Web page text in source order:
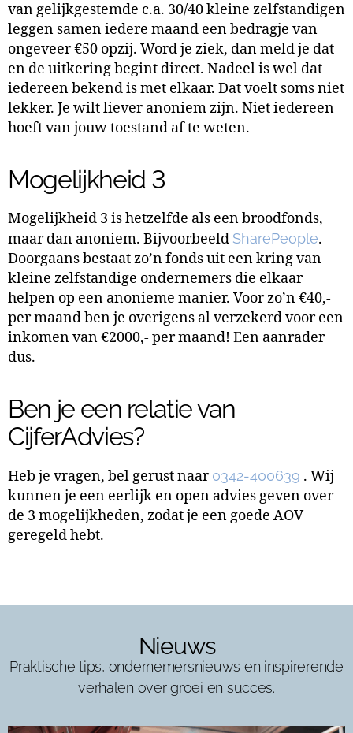
van gelijkgestemde c.a. 30/40 kleine zelfstandigen
leggen samen iedere maand een bedragje van
ongeveer €50 opzij. Word je ziek, dan meld je dat
en de uitkering begint direct. Nadeel is wel dat
iedereen bekend is met elkaar. Dat voelt soms niet
lekker. Je wilt liever anoniem zijn. Niet iedereen
hoeft van jouw toestand af te weten.
Mogelijkheid 3
Mogelijkheid 3 is hetzelfde als een broodfonds,
maar dan anoniem. Bijvoorbeeld SharePeople.
Doorgaans bestaat zo’n fonds uit een kring van
kleine zelfstandige ondernemers die elkaar
helpen op een anonieme manier. Voor zo’n €40,-
per maand ben je overigens al verzekerd voor een
inkomen van €2000,- per maand! Een aanrader
dus.
Ben je een relatie van
CijferAdvies?
Heb je vragen, bel gerust naar0342-400639 . Wij
kunnen je een eerlijk en open advies geven over
de 3 mogelijkheden, zodat je een goede AOV
geregeld hebt.
Nieuws
Praktische tips, ondernemersnieuws en inspirerende
verhalen over groei en succes.